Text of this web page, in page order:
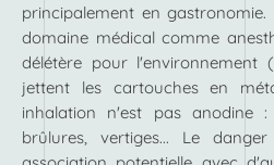
principalement en
domaine médical comme
délétère pour l'environnement
jettent les cartouches en
inhalation n'est pas anodine :
brûlures, vertiges... Le